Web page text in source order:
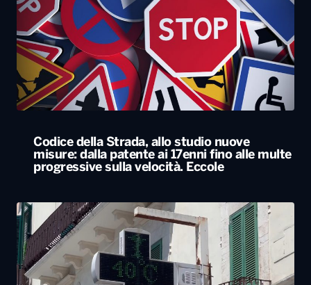
Codice della Strada, allo studio nuove
misure: dalla patente ai 17enni fino alle multe
progressive sulla velocità. Eccole